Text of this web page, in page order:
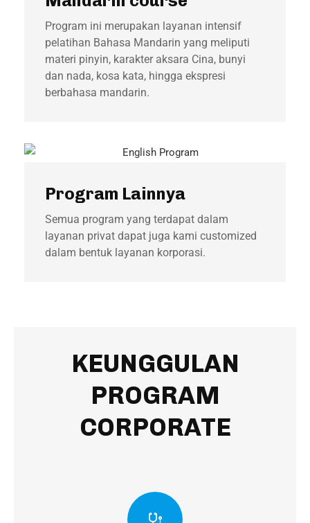
Program ini merupakan layanan intensif
pelatihan Bahasa Mandarin yang meliputi
materi pinyin, karakter aksara Cina, bunyi
dan nada, kosa kata, hingga ekspresi
berbahasa mandarin.
Program Lainnya
Semua program yang terdapat dalam
layanan privat dapat juga kami customized
dalam bentuk layanan korporasi.
KEUNGGULAN
PROGRAM
CORPORATE